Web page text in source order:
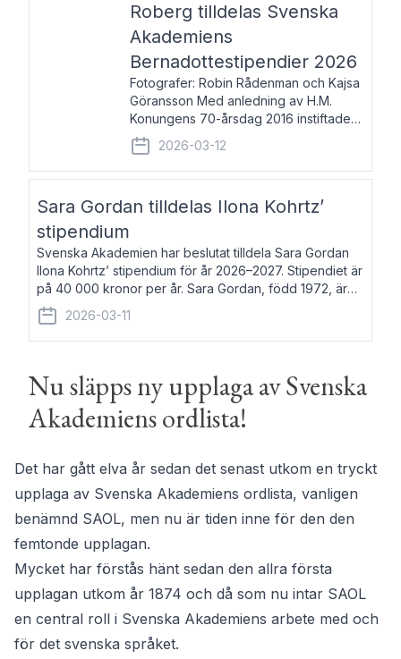
Roberg tilldelas Svenska
Akademiens
Bernadottestipendier 2026
Fotografer: Robin Rådenman och Kajsa
Göransson Med anledning av H.M.
Konungens 70-årsdag 2016 instiftade
fem av de kungliga akademierna det så
kallade Bernadotteprogrammet med
syfte att genom stipendier erbjuda stöd
2026-03-12
Sara Gordan tilldelas Ilona Kohrtz’
stipendium
Svenska Akademien har beslutat tilldela Sara Gordan
Ilona Kohrtz’ stipendium för år 2026–2027. Stipendiet är
på 40 000 kronor per år. Sara Gordan, född 1972, är
författare och översättare. Hon debuterade 2006 med
det prosalyriska verket En
2026-03-11
Nu släpps ny upplaga av Svenska
Akademiens ordlista!
Det har gått elva år sedan det senast utkom en tryckt
upplaga av Svenska Akademiens ordlista, vanligen
benämnd SAOL, men nu är tiden inne för den den
femtonde upplagan.
Mycket har förstås hänt sedan den allra första
upplagan utkom år 1874 och då som nu intar SAOL
en central roll i Svenska Akademiens arbete med och
för det svenska språket.